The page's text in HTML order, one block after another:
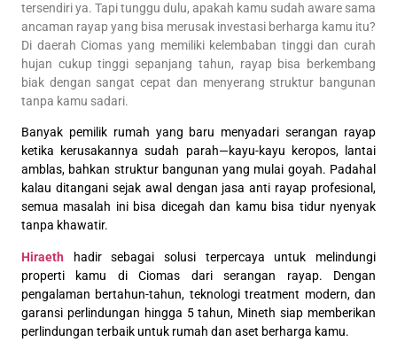
tersendiri ya. Tapi tunggu dulu, apakah kamu sudah aware sama
ancaman rayap yang bisa merusak investasi berharga kamu itu?
Di daerah Ciomas yang memiliki kelembaban tinggi dan curah
hujan cukup tinggi sepanjang tahun, rayap bisa berkembang
biak dengan sangat cepat dan menyerang struktur bangunan
tanpa kamu sadari.
Banyak pemilik rumah yang baru menyadari serangan rayap
ketika kerusakannya sudah parah—kayu-kayu keropos, lantai
amblas, bahkan struktur bangunan yang mulai goyah. Padahal
kalau ditangani sejak awal dengan jasa anti rayap profesional,
semua masalah ini bisa dicegah dan kamu bisa tidur nyenyak
tanpa khawatir.
Hiraeth
hadir sebagai solusi terpercaya untuk melindungi
properti kamu di Ciomas dari serangan rayap. Dengan
pengalaman bertahun-tahun, teknologi treatment modern, dan
garansi perlindungan hingga 5 tahun, Mineth siap memberikan
perlindungan terbaik untuk rumah dan aset berharga kamu.